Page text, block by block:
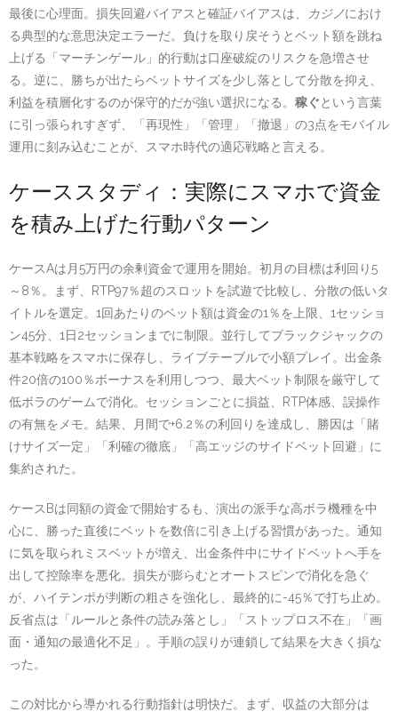
最後に心理面。損失回避バイアスと確証バイアスは、 カジノにおけ
る典型的な意思決定エラーだ。負けを取り戻そうとベット額を跳ね
上げる「マーチンゲール」的行動は口座破綻のリスクを急増させ
る。逆に、勝ちが出たらベットサイズを少し落として分散を抑え、
利益を積層化するのが保守的だが強い選択になる。 稼ぐという言葉
に引っ張られすぎず、「再現性」「管理」「撤退」の3点をモバイル
運用に刻み込むことが、スマホ時代の適応戦略と言える。
ケーススタディ：実際にスマホで資金
を積み上げた行動パターン
ケースAは月5万円の余剰資金で運用を開始。初月の目標は利回り5
～8％。まず、RTP97％超のスロットを試遊で比較し、分散の低いタ
イトルを選定。1回あたりのベット額は資金の1％を上限、1セッショ
ン45分、1日2セッションまでに制限。並行してブラックジャックの
基本戦略をスマホに保存し、ライブテーブルで小額プレイ。出金条
件20倍の100％ボーナスを利用しつつ、最大ベット制限を厳守して
低ボラのゲームで消化。セッションごとに損益、RTP体感、誤操作
の有無をメモ。結果、月間で+6.2％の利回りを達成し、勝因は「賭
けサイズ一定」「利確の徹底」「高エッジのサイドベット回避」に
集約された。
ケースBは同額の資金で開始するも、演出の派手な高ボラ機種を中
心に、勝った直後にベットを数倍に引き上げる習慣があった。通知
に気を取られミスベットが増え、出金条件中にサイドベットへ手を
出して控除率を悪化。損失が膨らむとオートスピンで消化を急ぐ
が、ハイテンポが判断の粗さを強化し、最終的に-45％で打ち止め。
反省点は「ルールと条件の読み落とし」「ストップロス不在」「画
面・通知の最適化不足」。手順の誤りが連鎖して結果を大きく損な
った。
この対比から導かれる行動指針は明快だ。まず、収益の大部分は